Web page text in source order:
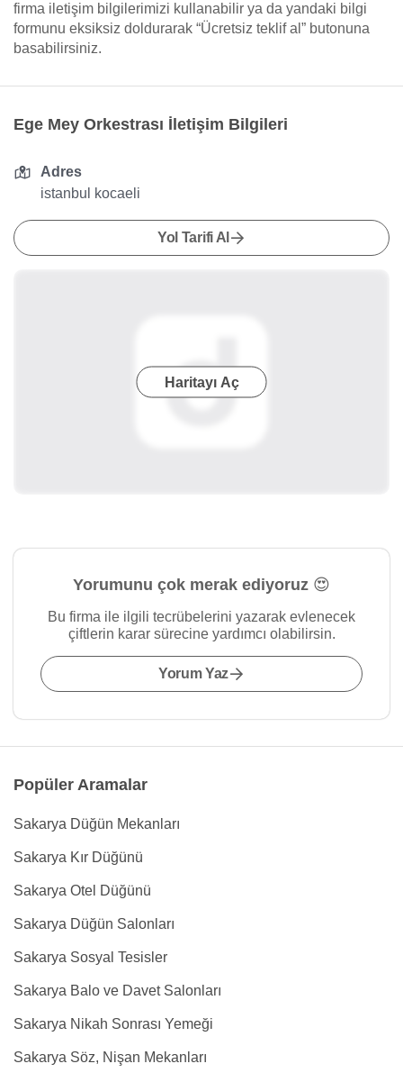
firma iletişim bilgilerimizi kullanabilir ya da yandaki bilgi
formunu eksiksiz doldurarak “Ücretsiz teklif al” butonuna
basabilirsiniz.
Ege Mey Orkestrası İletişim Bilgileri
Adres
istanbul kocaeli
Yol Tarifi Al
Haritayı Aç
Yorumunu çok merak ediyoruz 😍
Bu firma ile ilgili tecrübelerini yazarak evlenecek
çiftlerin karar sürecine yardımcı olabilirsin.
Yorum Yaz
Popüler Aramalar
Sakarya Düğün Mekanları
Sakarya Kır Düğünü
Sakarya Otel Düğünü
Sakarya Düğün Salonları
Sakarya Sosyal Tesisler
Sakarya Balo ve Davet Salonları
Sakarya Nikah Sonrası Yemeği
Sakarya Söz, Nişan Mekanları